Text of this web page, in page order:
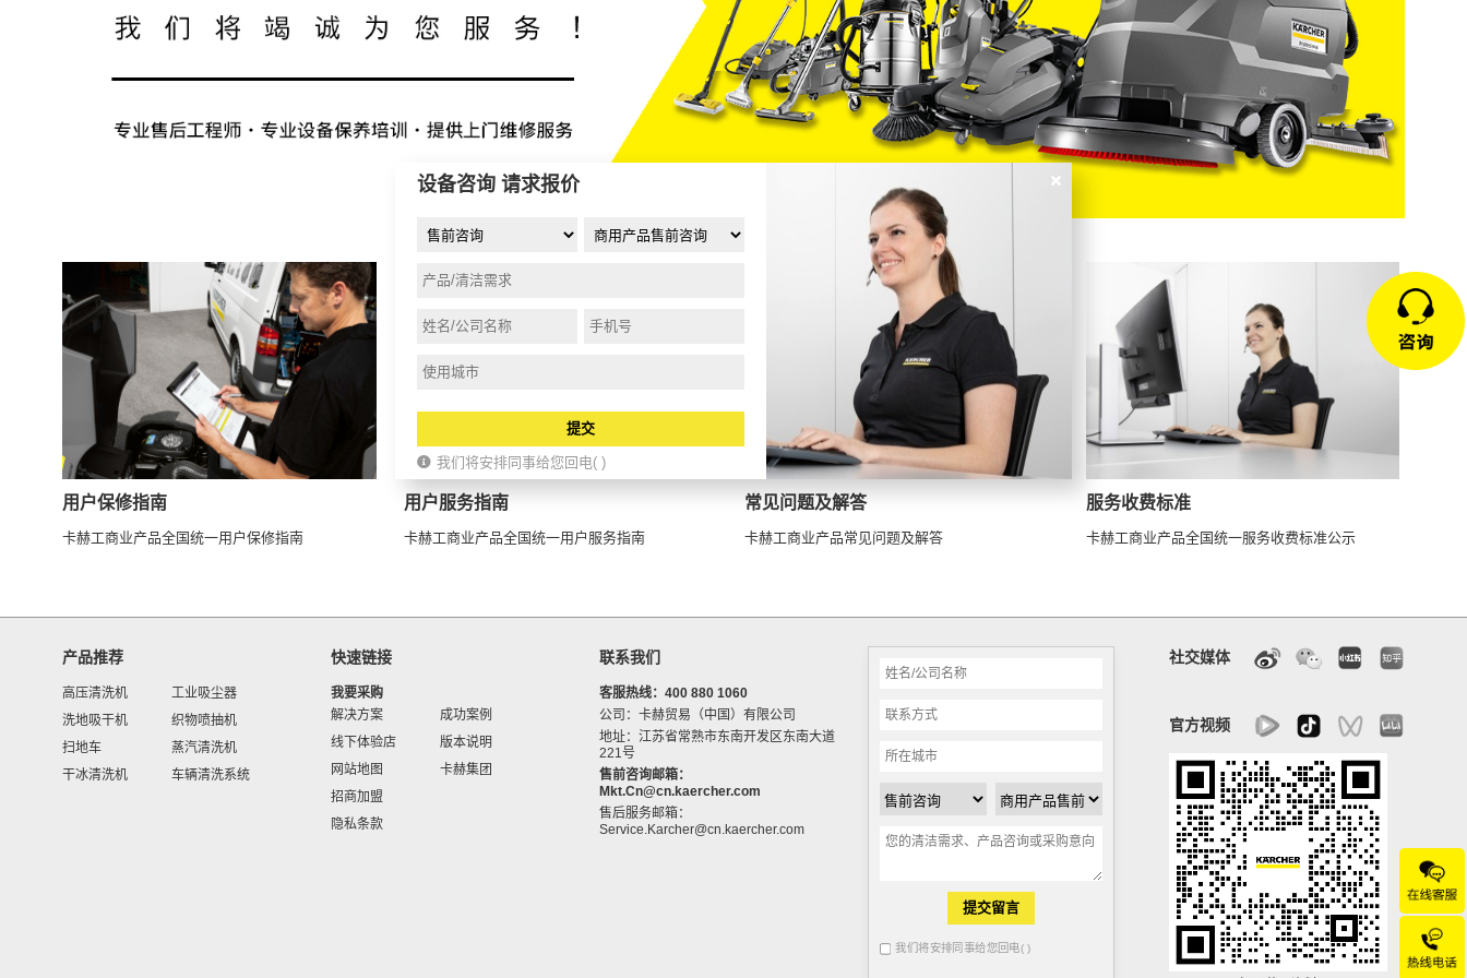
用户保修指南
卡赫工商业产品全国统一用户保修指南
用户服务指南
卡赫工商业产品全国统一用户服务指南
常见问题及解答
卡赫工商业产品常见问题及解答
服务收费标准
卡赫工商业产品全国统一服务收费标准公示
产品推荐
高压清洗机
工业吸尘器
洗地吸干机
织物喷抽机
扫地车
蒸汽清洗机
干冰清洗机
车辆清洗系统
快速链接
我要采购
解决方案
成功案例
线下体验店
版本说明
网站地图
卡赫集团
招商加盟
隐私条款
联系我们
客服热线： 400 880 1060
公司：卡赫贸易（中国）有限公司
地址：江苏省常熟市东南开发区东南大道
221号
售前咨询邮箱：
Mkt.Cn@cn.kaercher.com
售后服务邮箱：
Service.Karcher@cn.kaercher.com
提交留言
我们将安排同事给您回电( )
社交媒体
官方视频
设备咨询 请求报价
提交
我们将安排同事给您回电( )